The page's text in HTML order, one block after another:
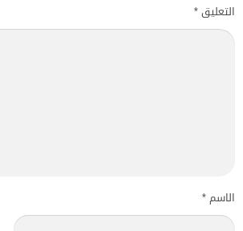
التعليق *
الاسم*